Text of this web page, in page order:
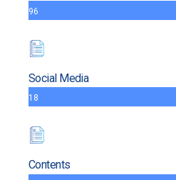
96
Social Media
18
Contents